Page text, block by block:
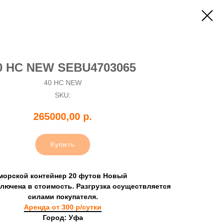
HC NEW SEBU4703065
40 HC NEW
SKU:
265000,00 р.
Купить
контейнер 20 футов Новый
в стоимость. Разгрузка осуществляется
силами покупателя.
Аренда от 300 р/сутки
Город: Уфа